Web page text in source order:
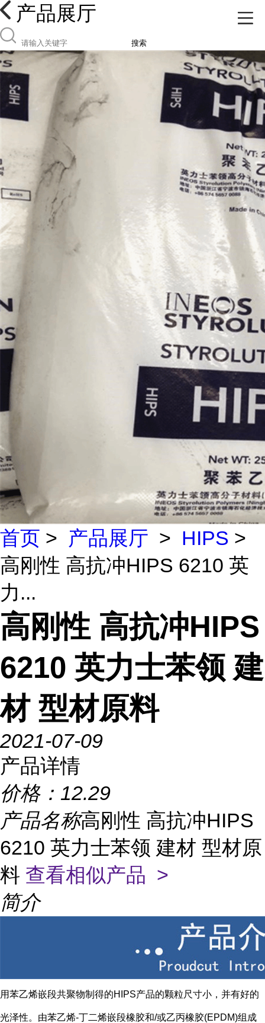
产品展厅
搜索
首页 > 产品展厅 > HIPS >
高刚性 高抗冲HIPS 6210 英
力...
高刚性 高抗冲HIPS
6210 英力士苯领 建
材 型材原料
2021-07-09
产品详情
价格： 12.29
产品名称高刚性 高抗冲HIPS
6210 英力士苯领 建材 型材原
料 查看相似产品 >
简介
用苯乙烯嵌段共聚物制得的HIPS产品的颗粒尺寸小，并有好的
光泽性。由苯乙烯-丁二烯嵌段橡胶和/或乙丙橡胶(EPDM)组成